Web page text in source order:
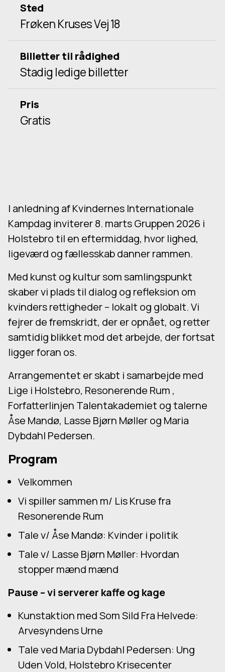
Sted
Frøken Kruses Vej 18
Billetter til rådighed
Stadig ledige billetter
Pris
Gratis
I anledning af Kvindernes Internationale
Kampdag inviterer 8. marts Gruppen 2026 i
Holstebro til en eftermiddag, hvor lighed,
ligeværd og fællesskab danner rammen.
Med kunst og kultur som samlingspunkt
skaber vi plads til dialog og refleksion om
kvinders rettigheder – lokalt og globalt. Vi
fejrer de fremskridt, der er opnået, og retter
samtidig blikket mod det arbejde, der fortsat
ligger foran os.
Arrangementet er skabt i samarbejde med
Lige i Holstebro, Resonerende Rum ,
Forfatterlinjen Talentakademiet og talerne
Åse Mandø, Lasse Bjørn Møller og Maria
Dybdahl Pedersen.
Program
Velkommen
Vi spiller sammen m/ Lis Kruse fra
Resonerende Rum
Tale v/ Åse Mandø: Kvinder i politik
Tale v/ Lasse Bjørn Møller: Hvordan
stopper mænd mænd
Pause – vi serverer kaffe og kage
Kunstaktion med Som Sild Fra Helvede:
Arvesyndens Urne
Tale ved Maria Dybdahl Pedersen: Ung
Uden Vold, Holstebro Krisecenter